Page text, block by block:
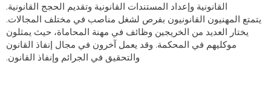
القانونية وإعداد المستندات القانونية وتقديم الحجج القانونية.
يتمتع المهنيون القانونيون بفرص لشغل مناصب في مختلف المجالات.
يختار العديد من الخريجين وظائف في مهنة المحاماة، حيث يمثلون
موكليهم في المحكمة. وقد يعمل آخرون في مجال إنفاذ القانون
والتحقيق في الجرائم وإنفاذ القانون.